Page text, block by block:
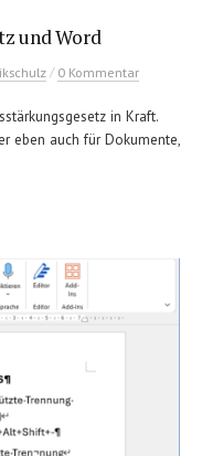
und Word
/ 0 Kommentar
in Kraft.
eben auch für Dokumente,